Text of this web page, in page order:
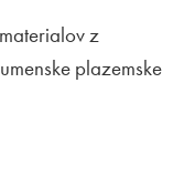
z
plazemske